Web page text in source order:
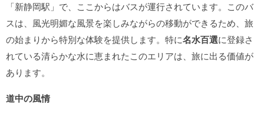
「新静岡駅」で、ここからはバスが運行されています。このバ
スは、風光明媚な風景を楽しみながらの移動ができるため、旅
の始まりから特別な体験を提供します。特に名水百選に登録さ
れている清らかな水に恵まれたこのエリアは、旅に出る価値が
あります。
道中の風情